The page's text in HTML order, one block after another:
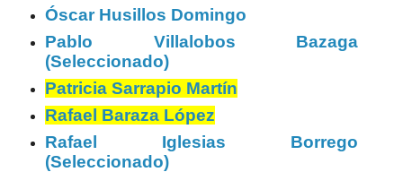
Óscar Husillos Domingo
Pablo Villalobos Bazaga
(Seleccionado)
Patricia Sarrapio Martín
Rafael Baraza López
Rafael Iglesias Borrego
(Seleccionado)